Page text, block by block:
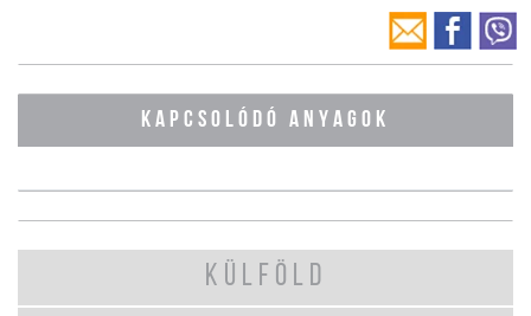
KAPCSOLÓDÓ ANYAGOK
KÜLFÖLD